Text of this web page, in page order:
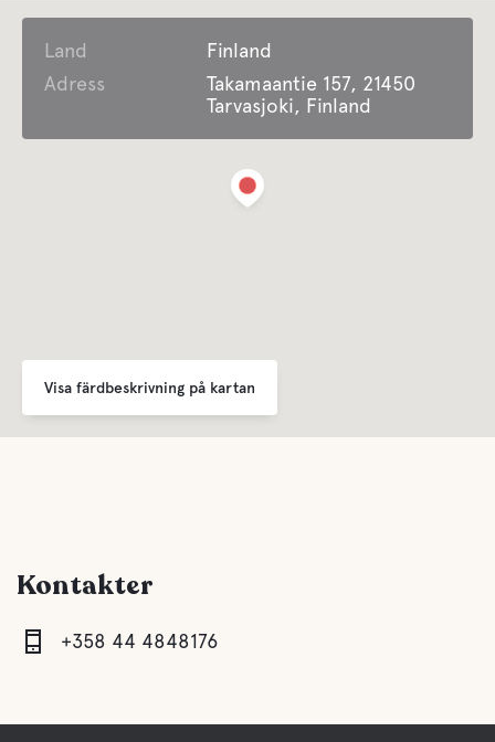
Land
Finland
Adress
Takamaantie 157, 21450
Tarvasjoki, Finland
Visa färdbeskrivning på kartan
Kontakter
+358 44 4848176